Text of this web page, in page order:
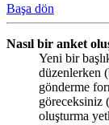
Başa dön
Nasıl bir anket
Yeni bir
düzenlerken
gönderme
göreceksiniz
oluşturma